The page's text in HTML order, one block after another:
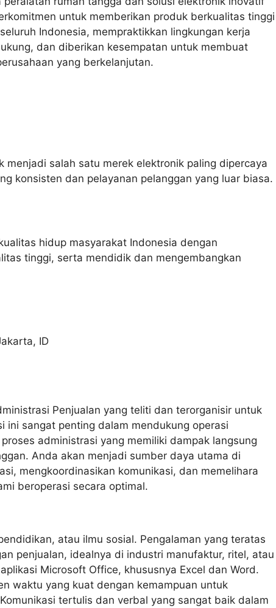
untuk memberikan produk berkualitas tinggi
Indonesia, mempraktikkan lingkungan kerja
dan diberikan kesempatan untuk membuat
yang berkelanjutan.
salah satu merek elektronik paling dipercaya
konsisten dan pelayanan pelanggan yang luar biasa.
hidup masyarakat Indonesia dengan
tinggi, serta mendidik dan mengembangkan
, ID
Penjualan yang teliti dan terorganisir untuk
sangat penting dalam mendukung operasi
administrasi yang memiliki dampak langsung
Anda akan menjadi sumber daya utama di
mengkoordinasikan komunikasi, dan memelihara
beroperasi secara optimal.
atau ilmu sosial. Pengalaman yang teratas
penjualan, idealnya di industri manufaktur, ritel, atau
Microsoft Office, khususnya Excel dan Word.
waktu yang kuat dengan kemampuan untuk
tertulis dan verbal yang sangat baik dalam